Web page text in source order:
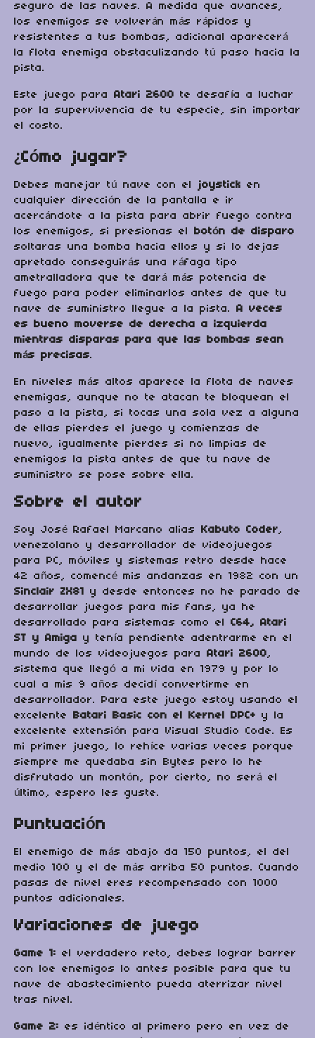
seguro de las naves. A medida que avances,
los enemigos se volverán más rápidos y
resistentes a tus bombas, adicional aparecerá
la flota enemiga obstaculizando tú paso hacia la
pista.
Este juego para Atari 2600 te desafía a luchar
por la supervivencia de tu especie, sin importar
el costo.
¿Cómo jugar?
Debes manejar tú nave con el joystick en
cualquier dirección de la pantalla e ir
acercándote a la pista para abrir fuego contra
los enemigos, si presionas el
botón de disparo
soltaras una bomba hacia ellos y si lo dejas
apretado conseguirás una ráfaga tipo
ametralladora que te dará más potencia de
fuego para poder eliminarlos antes de que tu
nave de suministro llegue a la pista. A veces
es bueno moverse de derecha a izquierda
mientras disparas para que las bombas sean
más precisas.
En niveles más altos aparece la flota de naves
enemigas, aunque no te atacan te bloquean el
paso a la pista, si tocas una sola vez a alguna
de ellas pierdes el juego y comienzas de
nuevo, igualmente pierdes si no limpias de
enemigos la pista antes de que tu nave de
suministro se pose sobre ella.
Sobre el autor
Soy José Rafael Marcano alias Kabuto Coder,
venezolano y desarrollador de videojuegos
para PC, móviles y sistemas retro desde hace
42 años, comencé mis andanzas en 1982 con un
Sinclair ZX81
y desde entonces no he parado de
desarrollar juegos para mis fans, ya he
desarrollado para sistemas como el C64, Atari
ST y Amiga y tenía pendiente adentrarme en el
mundo de los videojuegos para Atari 2600,
sistema que llegó a mi vida en 1979 y por lo
cual a mis 9 años decidí convertirme en
desarrollador. Para este juego estoy usando el
excelente
Batari Basic con el Kernel DPC+ y la
excelente extensión para Visual Studio Code. Es
mi primer juego, lo rehíce varias veces porque
siempre me quedaba sin Bytes pero lo he
disfrutado un montón, por cierto, no será el
último, espero les guste.
Puntuación
El enemigo de más abajo da 150 puntos, el del
medio 100 y el de más arriba 50 puntos. Cuando
pasas de nivel eres recompensado con 1000
puntos adicionales.
Variaciones de juego
Game 1: el verdadero reto, debes lograr barrer
con loe enemigos lo antes posible para que tu
nave de abastecimiento pueda aterrizar nivel
tras nivel.
Game 2: es idéntico al primero pero en vez de